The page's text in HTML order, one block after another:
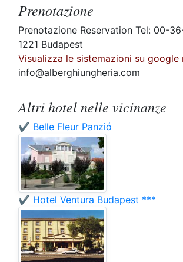
Prenotazione
Prenotazione Reservation Tel: 00-
1221 Budapest
Visualizza le sistemazioni su google
info@alberghiungheria.com
Altri hotel nelle vicinanze
✔️ Belle Fleur Panzió
✔️ Hotel Ventura Budapest ***